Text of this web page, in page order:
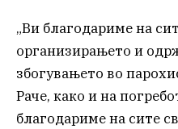
„Ви благодариме на
организирањето и
збогувањето во
Раче, како и на
благодариме на сите